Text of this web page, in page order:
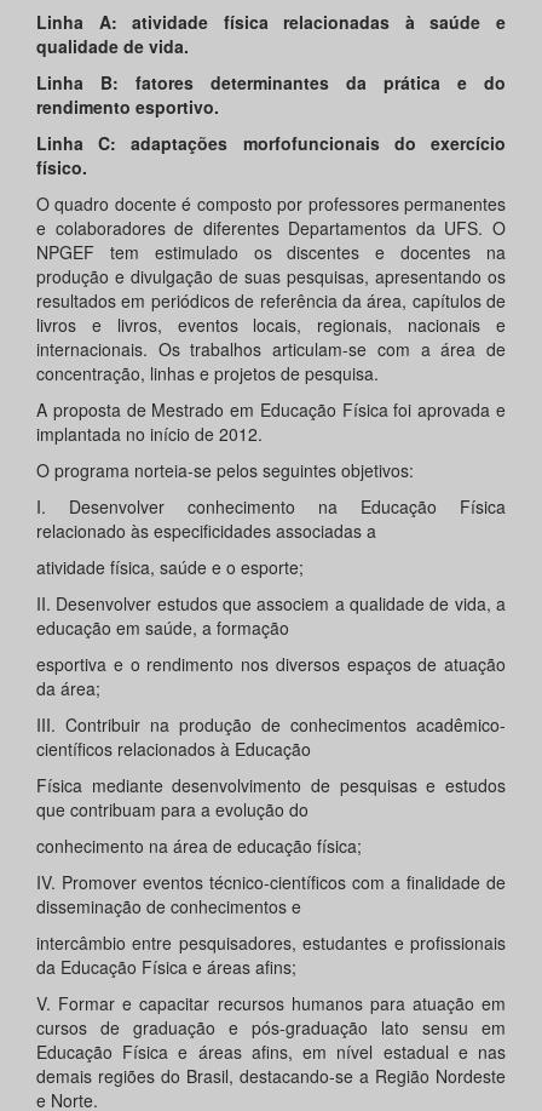
Linha A:
atividade física relacionadas à saúde e
qualidade de vida.
Linha B: fatores determinantes da prática e do
rendimento esportivo.
Linha C: adaptações morfofuncionais do exercício
físico.
O quadro docente é composto por professores permanentes
e colaboradores de diferentes Departamentos da UFS. O
NPGEF tem estimulado os discentes e docentes na
produção e divulgação de suas pesquisas, apresentando os
resultados em periódicos de referência da área, capítulos de
livros e livros, eventos locais, regionais, nacionais e
internacionais. Os trabalhos articulam-se com a área de
concentração, linhas e projetos de pesquisa.
A proposta de Mestrado em Educação Física foi aprovada e
implantada no início de 2012.
O programa norteia-se pelos seguintes objetivos:
I. Desenvolver conhecimento na Educação Física
relacionado às especificidades associadas a
atividade física, saúde e o esporte;
II. Desenvolver estudos que associem a qualidade de vida, a
educação em saúde, a formação
esportiva e o rendimento nos diversos espaços de atuação
da área;
III. Contribuir na produção de conhecimentos acadêmico-
científicos relacionados à Educação
Física mediante desenvolvimento de pesquisas e estudos
que contribuam para a evolução do
conhecimento na área de educação física;
IV. Promover eventos técnico-científicos com a finalidade de
disseminação de conhecimentos e
intercâmbio entre pesquisadores, estudantes e profissionais
da Educação Física e áreas afins;
V. Formar e capacitar recursos humanos para atuação em
cursos de graduação e pós-graduação lato sensu em
Educação Física e áreas afins, em nível estadual e nas
demais regiões do Brasil, destacando-se a Região Nordeste
e Norte.